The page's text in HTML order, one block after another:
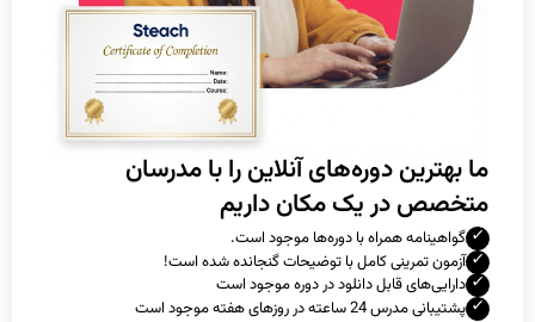
ما بهترین دوره‌های آنلاین را با مدرسان
متخصص در یک مکان داریم
گواهینامه همراه با دوره‌ها موجود است.
آزمون تمرینی کامل با توضیحات گنجانده شده است!
دارایی‌های قابل دانلود در دوره موجود است
پشتیبانی مدرس 24 ساعته در روزهای هفته موجود است